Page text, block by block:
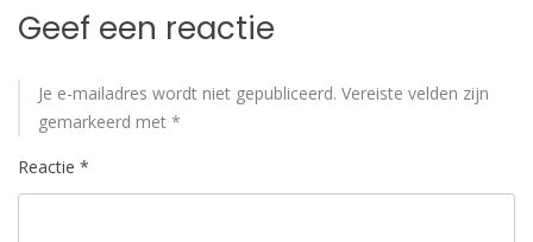
Geef een reactie
Je e-mailadres wordt niet gepubliceerd. Vereiste velden zijn
gemarkeerd met *
Reactie *